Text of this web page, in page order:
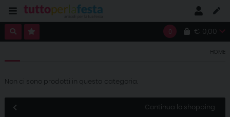
0 € 0,00
HOME
Non ci sono prodotti in questa categoria.
Continua lo shopping